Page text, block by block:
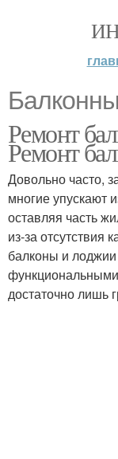
Ремонт
Ремонт
Довольно часто,
многие упускают
оставляя часть
из-за отсутствия
балконы и
достаточно лишь